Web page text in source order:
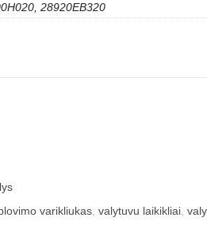
28920EB320
varikliukas valytuvu laikikliai